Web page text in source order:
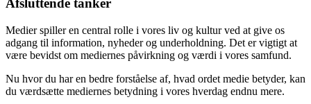
Afsluttende tanker
Medier spiller en central rolle i vores liv og kultur ved at give os
adgang til information, nyheder og underholdning. Det er vigtigt at
være bevidst om mediernes påvirkning og værdi i vores samfund.
Nu hvor du har en bedre forståelse af, hvad ordet medie betyder, kan
du værdsætte mediernes betydning i vores hverdag endnu mere.